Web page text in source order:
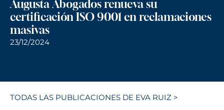
Augusta Abogados renueva su
certificación ISO 9001 en reclamaciones
masivas
23/12/2024
TODAS LAS PUBLICACIONES DE EVA RUIZ >